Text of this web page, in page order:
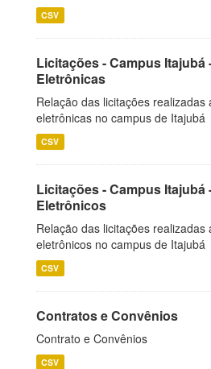
CSV
Licitações - Campus Itajubá
Eletrônicas
Relação das licitações
eletrônicas no campus de Itajubá
CSV
Licitações - Campus Itajubá
Eletrônicos
Relação das licitações
eletrônicos no campus de Itajubá
CSV
Contratos e Convênios
Contrato e Convênios
CSV